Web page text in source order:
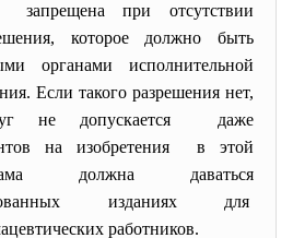
при отсутствии
которое должно быть
органами исполнительной
Если такого разрешения нет,
не допускается даже
на изобретения в этой
должна даваться
изданиях для
работников.